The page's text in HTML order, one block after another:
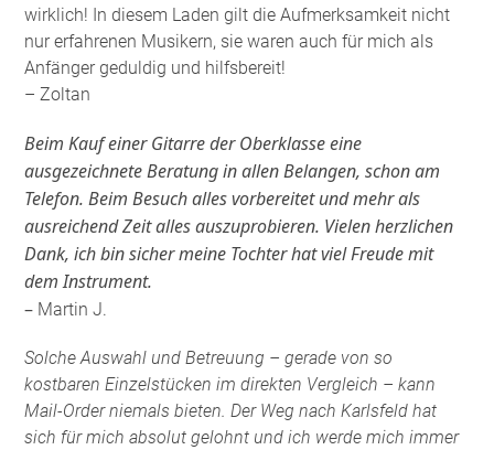
wirklich! In diesem Laden gilt die Aufmerksamkeit nicht
nur erfahrenen Musikern, sie waren auch für mich als
Anfänger geduldig und hilfsbereit!
– Zoltan
Beim Kauf einer Gitarre der Oberklasse eine
ausgezeichnete Beratung in allen Belangen, schon am
Telefon. Beim Besuch alles vorbereitet und mehr als
ausreichend Zeit alles auszuprobieren. Vielen herzlichen
Dank, ich bin sicher meine Tochter hat viel Freude mit
dem Instrument.
– Martin J.
Solche Auswahl und Betreuung – gerade von so
kostbaren Einzelstücken im direkten Vergleich – kann
Mail-Order niemals bieten. Der Weg nach Karlsfeld hat
sich für mich absolut gelohnt und ich werde mich immer